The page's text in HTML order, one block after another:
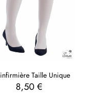
Taille Unique
8,50 €